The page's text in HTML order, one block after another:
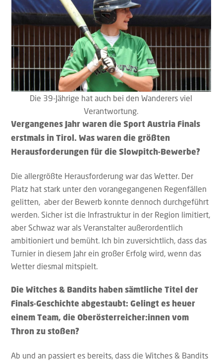
Die 39-Jährige hat auch bei den Wanderers viel
Verantwortung.
Vergangenes Jahr waren die Sport Austria Finals
erstmals in Tirol. Was waren die größten
Herausforderungen für die Slowpitch-Bewerbe?
Die allergrößte Herausforderung war das Wetter. Der
Platz hat stark unter den vorangegangenen Regenfällen
gelitten, aber der Bewerb konnte dennoch durchgeführt
werden. Sicher ist die Infrastruktur in der Region limitiert,
aber Schwaz war als Veranstalter außerordentlich
ambitioniert und bemüht. Ich bin zuversichtlich, dass das
Turnier in diesem Jahr ein großer Erfolg wird, wenn das
Wetter diesmal mitspielt.
Die Witches & Bandits haben sämtliche Titel der
Finals-Geschichte abgestaubt: Gelingt es heuer
einem Team, die Oberösterreicher:innen vom
Thron zu stoßen?
Ab und an passiert es bereits, dass die Witches & Bandits